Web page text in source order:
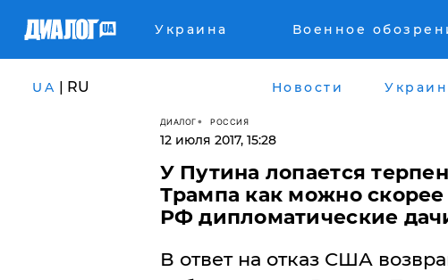
Украина Военное
UA | RU Новости
ДИАЛОГ РОССИЯ
12 июля 2017, 15:28
У Путина лопается
Трампа как можно
РФ дипломатические
В ответ на отказ США